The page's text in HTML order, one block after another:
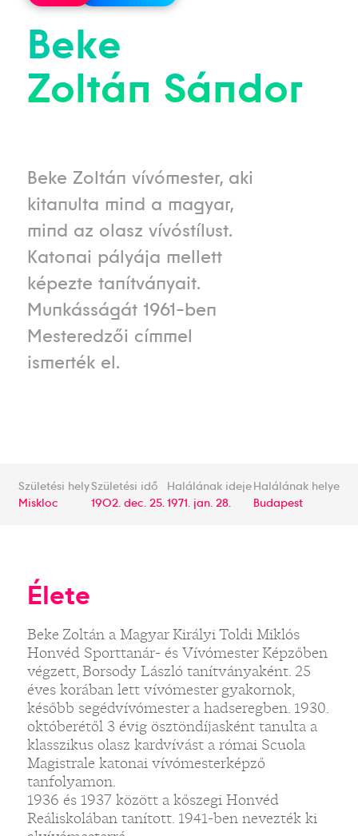
Beke
Zoltán Sándor
Beke Zoltán vívómester, aki
kitanulta mind a magyar,
mind az olasz vívóstílust.
Katonai pályája mellett
képezte tanítványait.
Munkásságát 1961-ben
Mesteredzői címmel
ismerték el.
Születési hely
Miskloc
Születési idő
1902. dec. 25.
Halálának ideje
1971. jan. 28.
Halálának helye
Budapest
Élete
Beke Zoltán a Magyar Királyi Toldi Miklós
Honvéd Sporttanár- és Vívómester Képzőben
végzett, Borsody László tanítványaként. 25
éves korában lett vívómester gyakornok,
később segédvívómester a hadseregben. 1930.
októberétől 3 évig ösztöndíjasként tanulta a
klasszikus olasz kardvívást a római Scuola
Magistrale katonai vívómesterképző
tanfolyamon.
1936 és 1937 között a kőszegi Honvéd
Reáliskolában tanított. 1941-ben nevezték ki